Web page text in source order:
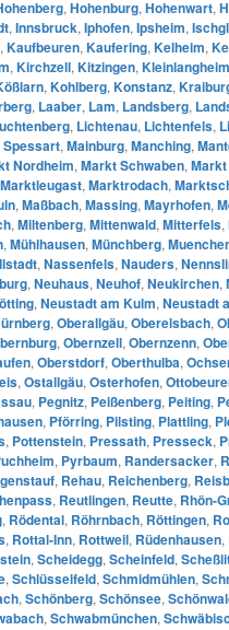
, Hohenburg, Hohenwart,
, Innsbruck, Iphofen, Ipsheim, Ischgl
, Kaufbeuren, Kaufering, Kelheim,
, Kirchzell, Kitzingen, Kleinlangheim
, Kohlberg, Konstanz,
, Laaber, Lam, Landsberg,
, Lichtenau, Lichtenfels,
Spessart, Mainburg, Manching,
Nordheim, Markt Schwaben,
Marktleugast, Marktrodach,
, Maßbach, Massing, Mayrhofen,
, Miltenberg, Mittenwald, Mitterfels,
, Mühlhausen, Münchberg,
, Nassenfels, Nauders,
, Neuhaus, Neuhof, Neukirchen,
, Neustadt am Kulm, Neustadt
, Oberallgäu, Oberelsbach,
, Obernzell, Obernzenn,
, Oberstdorf, Oberthulba,
, Ostallgäu, Osterhofen,
, Pegnitz, Peißenberg, Peiting,
, Pförring, Pilsting, Plattling,
, Pottenstein, Pressath, Presseck,
, Pyrbaum, Randersacker,
, Rehau, Reichenberg,
, Reutlingen, Reutte, Rhön-
, Rödental, Röhrnbach, Röttingen,
, Rottal-Inn, Rottweil, Rüdenhausen,
, Scheidegg, Scheinfeld,
, Schlüsselfeld, Schmidmühlen,
, Schönberg, Schönsee,
, Schwabmünchen,